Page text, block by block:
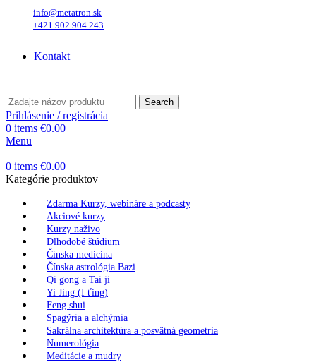
info@metatron.sk
+421 902 904 243
Kontakt
Search
Prihlásenie / registrácia
0 items €0.00
Menu
0 items €0.00
Kategórie produktov
Zdarma Kurzy, webináre a podcasty
Akciové kurzy
Kurzy naživo
Dlhodobé štúdium
Čínska medicína
Čínska astrológia Bazi
Qi gong a Tai ji
Yi Jing (I ťing)
Feng shui
Spagýria a alchýmia
Sakrálna architektúra a posvätná geometria
Numerológia
Meditácie a mudry